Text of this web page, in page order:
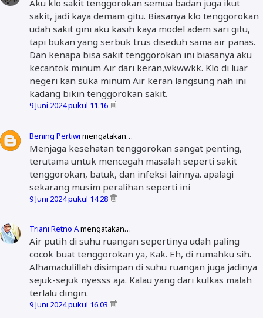
Aku klo sakit tenggorokan semua badan juga ikut
sakit, jadi kaya demam gitu. Biasanya klo tenggorokan
udah sakit gini aku kasih kaya model adem sari gitu,
tapi bukan yang serbuk trus diseduh sama air panas.
Dan kenapa bisa sakit tenggorokan ini biasanya aku
kecantok minum Air dari keran,wkwwkk. Klo di luar
negeri kan suka minum Air keran langsung nah ini
kadang bikin tenggorokan sakit.
9 Juni 2024 pukul 11.16
Bening Pertiwi mengatakan…
Menjaga kesehatan tenggorokan sangat penting,
terutama untuk mencegah masalah seperti sakit
tenggorokan, batuk, dan infeksi lainnya. apalagi
sekarang musim peralihan seperti ini
9 Juni 2024 pukul 14.28
Triani Retno Amengatakan…
Air putih di suhu ruangan sepertinya udah paling
cocok buat tenggorokan ya, Kak. Eh, di rumahku sih.
Alhamadulillah disimpan di suhu ruangan juga jadinya
sejuk-sejuk nyesss aja. Kalau yang dari kulkas malah
terlalu dingin.
9 Juni 2024 pukul 16.03